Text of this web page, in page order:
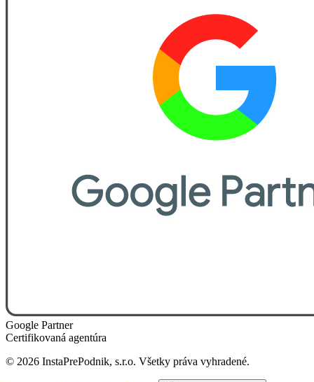
Google Partner
Certifikovaná agentúra
© 2026 InstaPrePodnik, s.r.o. Všetky práva vyhradené.